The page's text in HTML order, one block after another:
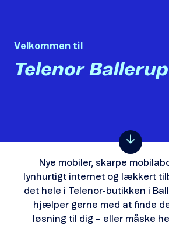
Velkommen til
Telenor
Nye mobiler, skarpe
lynhurtigt internet og lækkert
det hele i Telenor-butikken i
hjælper gerne med at finde
løsning til dig – eller måske